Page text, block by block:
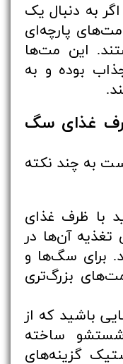
اگر به دنبال یک
پارچه‌ای
این مت‌ها
بوده و به
غذای سگ
به چند نکته
با ظرف غذای
تغذیه آن‌ها در
برای سگ‌ها و
بزرگ‌تری
باشید که از
ساخته
گزینه‌های